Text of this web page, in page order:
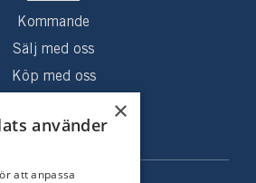
Kommande
Sälj med oss
Köp med oss
Om oss
×
använder
att anpassa